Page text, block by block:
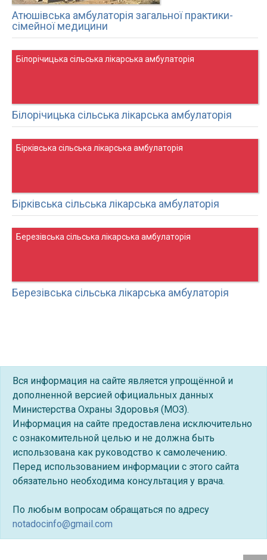
Атюшівська амбулаторія загальної практики-
сімейної медицини
Білорічицька сільська лікарська амбулаторія
Білорічицька сільська лікарська амбулаторія
Бірківська сільська лікарська амбулаторія
Бірківська сільська лікарська амбулаторія
Березівська сільська лікарська амбулаторія
Березівська сільська лікарська амбулаторія
Вся информация на сайте является упрощённой и
дополненной версией официальных данных
Министерства Охраны Здоровья (МОЗ).
Информация на сайте предоставлена исключительно
с ознакомительной целью и не должна быть
использована как руководство к самолечению.
Перед использованием информации с этого сайта
обязательно необходима консультация у врача.
По любым вопросам обращаться по адресу
notadocinfo@gmail.com